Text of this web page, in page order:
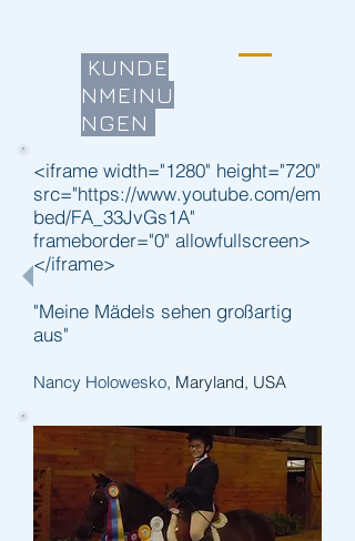
KUNDE
NMEINU
NGEN
<iframe width="1280" height="720"
src="https://www.youtube.com/em
bed/FA_33JvGs1A"
frameborder="0" allowfullscreen>
</iframe>
"Meine Mädels sehen großartig
aus"
Nancy Holowesko, Maryland, USA